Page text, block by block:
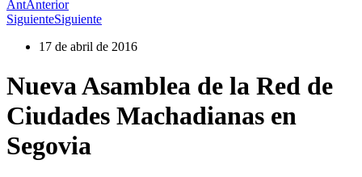
AntAnterior
SiguienteSiguiente
17 de abril de 2016
Nueva Asamblea de la Red de
Ciudades Machadianas en
Segovia